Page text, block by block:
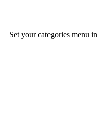
Set your categories menu